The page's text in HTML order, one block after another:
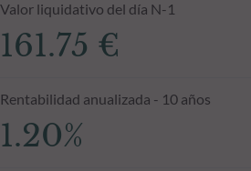
Valor liquidativo del día N-1
161.75 €
Rentabilidad anualizada - 10 años
1.20%